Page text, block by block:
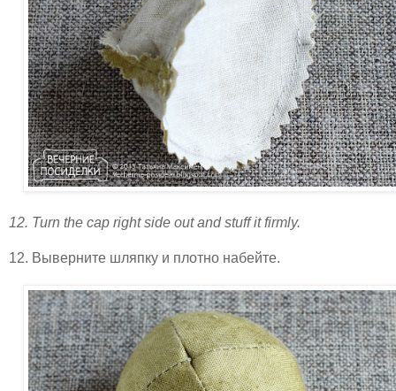
12. Turn the cap right side out and stuff it firmly.
12. Выверните шляпку и плотно набейте.